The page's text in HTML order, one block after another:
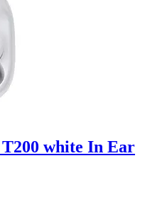
white In Ear